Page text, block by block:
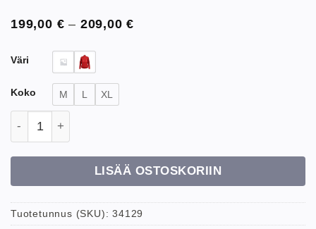
199,00 € – 209,00€
Väri
Koko M L XL
LISÄÄ OSTOSKORIIN
Tuotetunnus (SKU):34129